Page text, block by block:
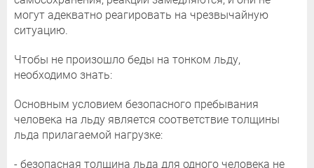
могут адекватно реагировать на чрезвычайную
ситуацию.
Чтобы не произошло беды на тонком льду,
необходимо знать:
Основным условием безопасного пребывания
человека на льду является соответствие толщины
льда прилагаемой нагрузке:
- безопасная толщина льда для одного человека не